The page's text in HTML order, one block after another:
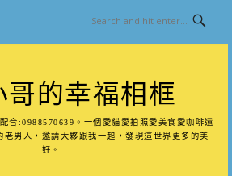
哥的幸福相框
合:0988570639。一個愛貓愛拍照愛美食愛咖啡還
老男人，邀請大夥跟我一起，發現這世界更多的美
好。